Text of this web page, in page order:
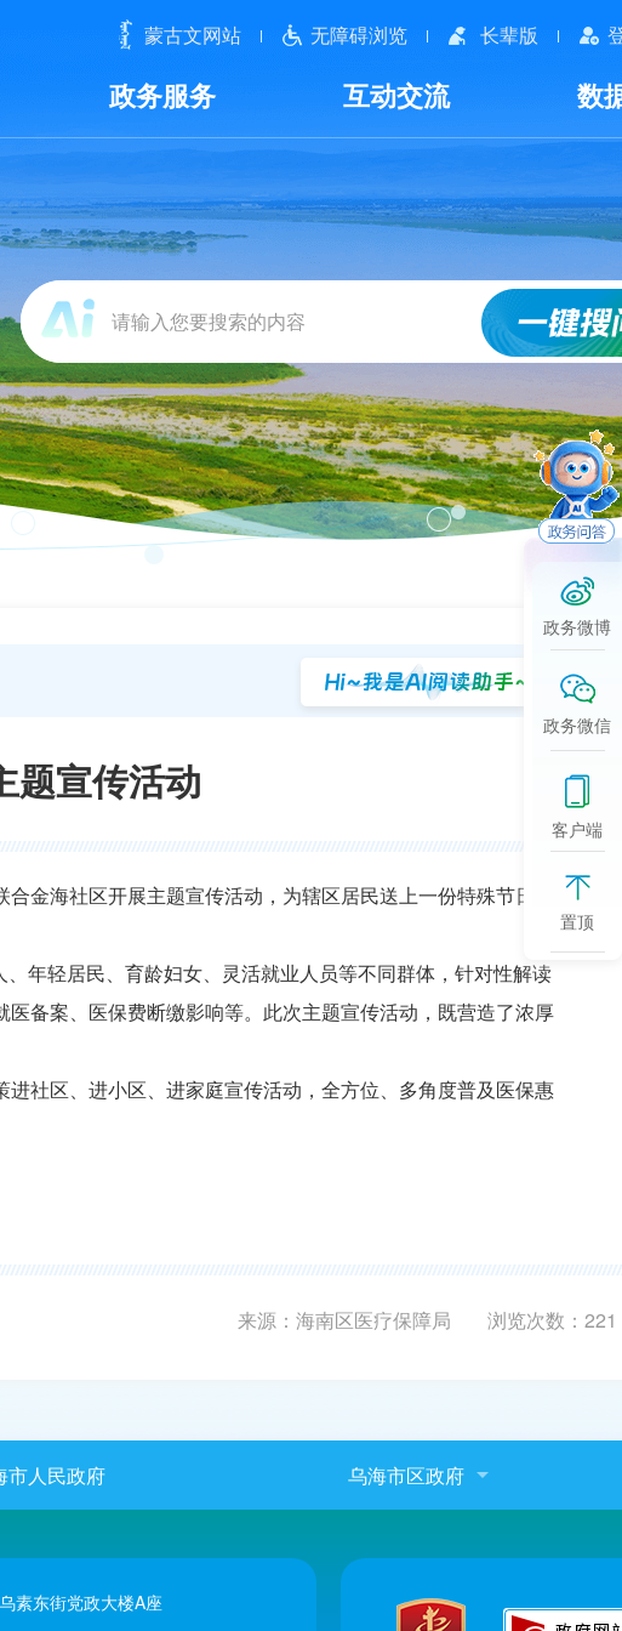
蒙古文网站 无障碍浏览 长辈版
政务服务 互动交流 数
题宣传活动
金海社区开展主题宣传活动，为辖区居民送上一份特殊节日“健
年轻居民、育龄妇女、灵活就业人员等不同群体，针对性解读
备案、医保费断缴影响等。此次主题宣传活动，既营造了浓厚
社区、进小区、进家庭宣传活动，全方位、多角度普及医保惠
来源：海南区医疗保障局 浏览次数： 221
市人民政府 乌海市区政府
素东街党政大楼A座
政务微博
政务微信
客户端
置顶